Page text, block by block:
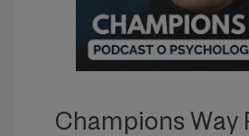
Champions Way